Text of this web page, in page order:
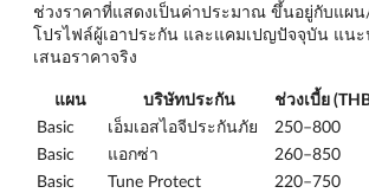
ช่วงราคาที่แสดงเป็นค่าประมาณ ขึ้นอยู่กับแผ
โปรไฟล์ผู้เอาประกัน และแคมเปญปัจจุบัน แน
เสนอราคาจริง
แผน บริษัทประกัน ช่วงเบี้ย
Basic
เอ็มเอสไอจีประกันภัย
250–800
Basic
แอกซ่า
260–850
Basic
Tune Protect
220–750